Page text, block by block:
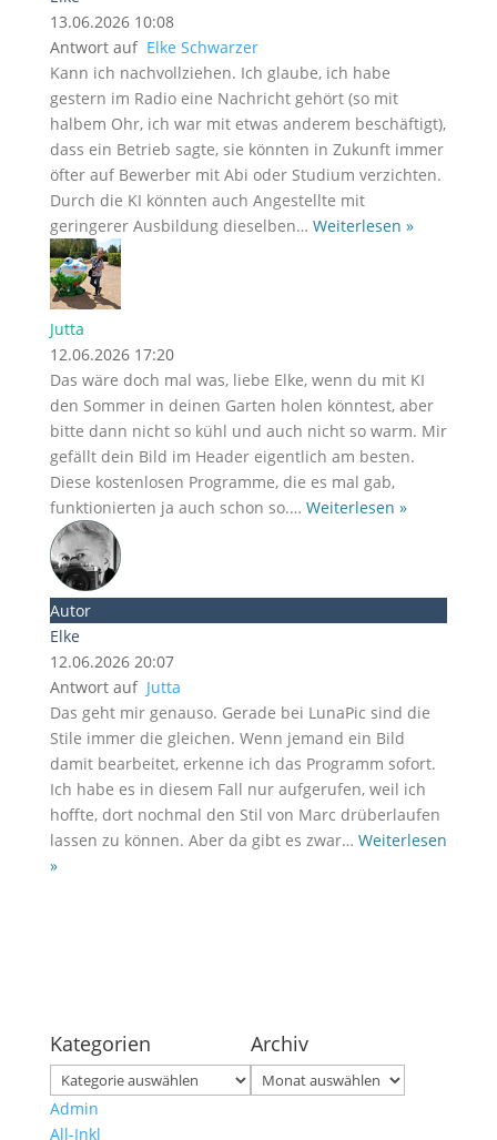
13.06.2026 10:08
Antwort auf Elke Schwarzer
Kann ich nachvollziehen. Ich glaube, ich habe
gestern im Radio eine Nachricht gehört (so mit
halbem Ohr, ich war mit etwas anderem beschäftigt),
dass ein Betrieb sagte, sie könnten in Zukunft immer
öfter auf Bewerber mit Abi oder Studium verzichten.
Durch die KI könnten auch Angestellte mit
geringerer Ausbildung dieselben… Weiterlesen »
Jutta
12.06.2026 17:20
Das wäre doch mal was, liebe Elke, wenn du mit KI
den Sommer in deinen Garten holen könntest, aber
bitte dann nicht so kühl und auch nicht so warm. Mir
gefällt dein Bild im Header eigentlich am besten.
Diese kostenlosen Programme, die es mal gab,
funktionierten ja auch schon so.… Weiterlesen »
Autor
Elke
12.06.2026 20:07
Antwort auf Jutta
Das geht mir genauso. Gerade bei LunaPic sind die
Stile immer die gleichen. Wenn jemand ein Bild
damit bearbeitet, erkenne ich das Programm sofort.
Ich habe es in diesem Fall nur aufgerufen, weil ich
hoffte, dort nochmal den Stil von Marc drüberlaufen
lassen zu können. Aber da gibt es zwar… Weiterlesen
»
Kategorien
Kategorien
Archiv
Archiv
Admin
All-Inkl